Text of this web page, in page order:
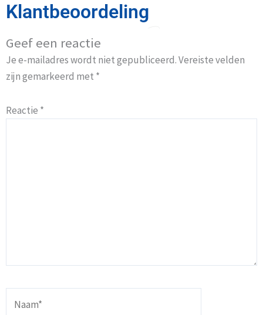
Klantbeoordeling
Geef een reactie
Je e-mailadres wordt niet gepubliceerd.Vereiste velden
zijn gemarkeerd met *
Reactie *